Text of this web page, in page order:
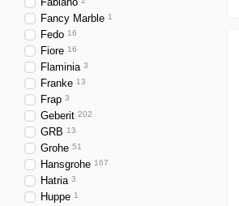
Fancy Marble 1
Fedo 16
Fiore 16
Flaminia 3
Franke 13
Frap 3
Geberit 202
GRB 13
Grohe 51
Hansgrohe 167
Hatria 3
Huppe 1